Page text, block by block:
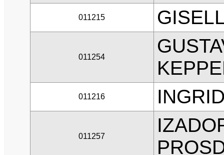
011215
011254
011216
011257